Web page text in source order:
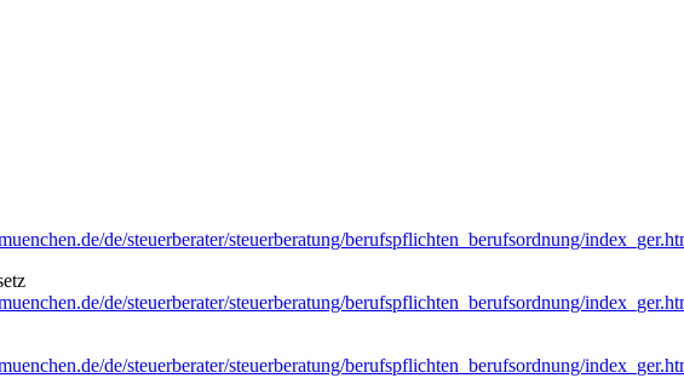
de/steuerberater/steuerberatung/berufspflichten_berufsordnung/
de/steuerberater/steuerberatung/berufspflichten_berufsordnung/
de/steuerberater/steuerberatung/berufspflichten_berufsordnung/